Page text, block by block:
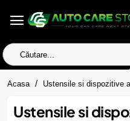
Căutare...
Acasa homeUstensile si dispozitive
Ustensile si